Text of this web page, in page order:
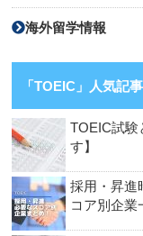
海外留学情報
「TOEIC」人気記事
TOEIC試験
す】
採用・昇進
コア別企業